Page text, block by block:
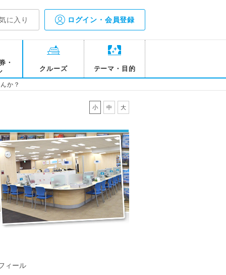
に入り ログイン・会員登録
・
クルーズ テーマ・目的
か？
小 中 大
ィール